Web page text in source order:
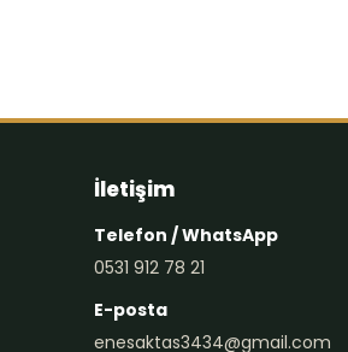
İletişim
Telefon / WhatsApp
0531 912 78 21
E-posta
enesaktas3434@gmail.com